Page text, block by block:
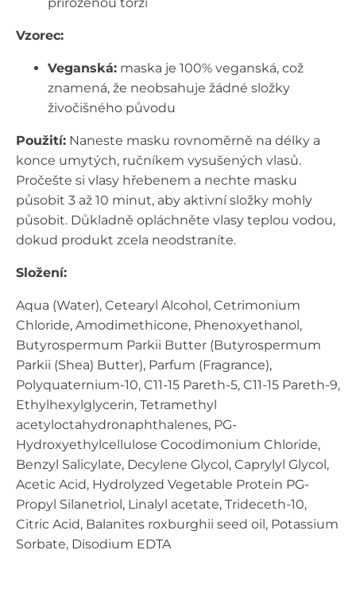
Vzorec:
Veganská: maska je 100% veganská, což
znamená, že neobsahuje žádné složky
živočišného původu
Použití: Naneste masku rovnoměrně na délky a
konce umytých, ručníkem vysušených vlasů.
Pročešte si vlasy hřebenem a nechte masku
působit 3 až 10 minut, aby aktivní složky mohly
působit. Důkladně opláchněte vlasy teplou vodou,
dokud produkt zcela neodstraníte.
Složení:
Aqua (Water), Cetearyl Alcohol, Cetrimonium
Chloride, Amodimethicone, Phenoxyethanol,
Butyrospermum Parkii Butter (Butyrospermum
Parkii (Shea) Butter), Parfum (Fragrance),
Polyquaternium-10, C11-15 Pareth-5, C11-15 Pareth-9,
Ethylhexylglycerin, Tetramethyl
acetyloctahydronaphthalenes, PG-
Hydroxyethylcellulose Cocodimonium Chloride,
Benzyl Salicylate, Decylene Glycol, Caprylyl Glycol,
Acetic Acid, Hydrolyzed Vegetable Protein PG-
Propyl Silanetriol, Linalyl acetate, Trideceth-10,
Citric Acid, Balanites roxburghii seed oil, Potassium
Sorbate, Disodium EDTA